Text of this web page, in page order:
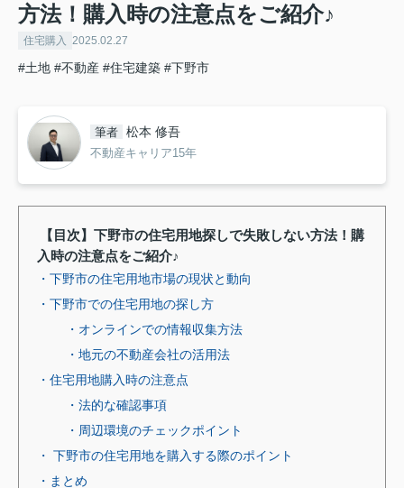
方法！購入時の注意点をご紹介♪
住宅購入 2025.02.27
#土地 #不動産 #住宅建築 #下野市
筆者 松本 修吾
不動産キャリア15年
【目次】下野市の住宅用地探しで失敗しない方法！購
入時の注意点をご紹介♪
・下野市の住宅用地市場の現状と動向
・下野市での住宅用地の探し方
・オンラインでの情報収集方法
・地元の不動産会社の活用法
・住宅用地購入時の注意点
・法的な確認事項
・周辺環境のチェックポイント
・ 下野市の住宅用地を購入する際のポイント
・まとめ